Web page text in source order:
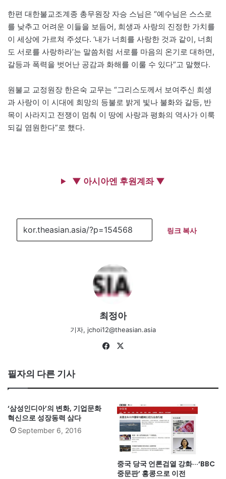
한편 대한불교조계종 총무원장 자승 스님은 “예수님은 스스로
를 낮추고 어려운 이들을 보듬어, 희생과 사랑의 진정한 가치를
이 세상에 가르쳐 주셨다. ‘내가 너희를 사랑한 것과 같이, 너희
도 서로를 사랑하라’는 말씀처럼 서로를 마음의 온기로 대하면,
갈등과 폭력을 벗어난 공감과 화해를 이룰 수 있다”고 말했다.
원불교 교정원장 한은숙 교무는 “그리스도께서 보여주신 희생
과 사랑이 이 시대에 희망의 등불로 밝게 빛나 불화와 갈등, 반
목이 사라지고 전쟁이 멈춰 이 땅에 사랑과 평화의 역사가 이룩
되길 염원한다”로 했다.
▼ 아시아엔 후원계좌 ▼
링크 복사
최정아
기자, jchoi12@theasian.asia
Fa
필자의 다른 기사
‘삼성인디아’의 변화, 기업문화
혁신으로 성장동력 삼다
September 6, 2016
중국 당국 언론검열 강화···‘BBC
중문판’ 홍콩으로 이전